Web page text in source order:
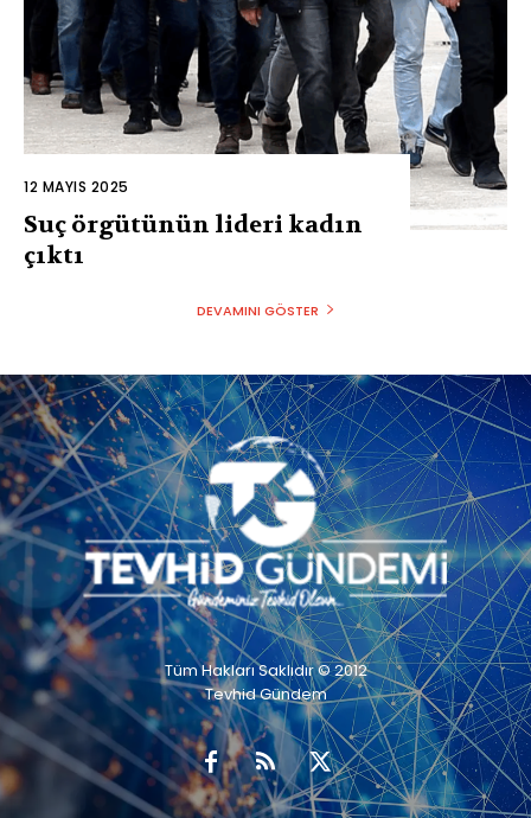
12 MAYIS 2025
Suç örgütünün lideri kadın
çıktı
DEVAMINI GÖSTER
Tüm Hakları Saklıdır © 2012
Tevhid Gündem